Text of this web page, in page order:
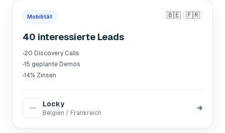
Mobilität 🇧🇪 🇫🇷
40 interessierte Leads
·20 Discovery Calls
·15 geplante Demos
·14% Zinsen
Locky
Belgien / Frankreich
→